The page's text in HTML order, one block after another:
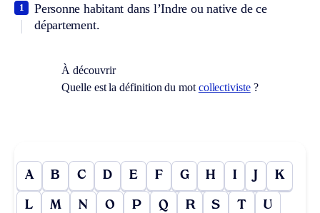
Personne habitant dans l’Indre ou native de ce
département.
1
À découvrir
Quelle est la définition du mot collectiviste?
A B C D E F G H I J K
L M N O P Q R S T U